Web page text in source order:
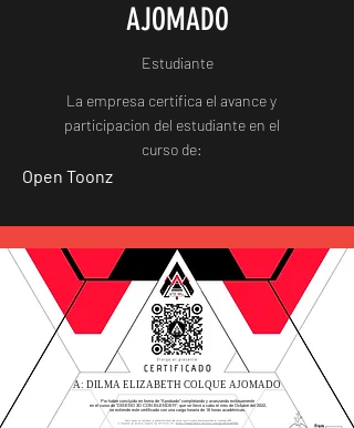
AJOMADO
Estudiante
La empresa certifica el avance y
participacion del estudiante en el
curso de:
Open Toonz
A: DILMA ELIZABETH COLQUE AJOMADO
Por haber concluido en forma de "Aprobado" completando y avanzando exitosamente
en el curso de "DISEÑO 3D CON BLENDER", que se llevó a cabo el mes de Octubre del 2022,
se extiende este certificado con una carga horaria de 16 horas académicas.